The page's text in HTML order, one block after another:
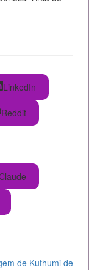
LinkedIn
Reddit
de Kuthumi de